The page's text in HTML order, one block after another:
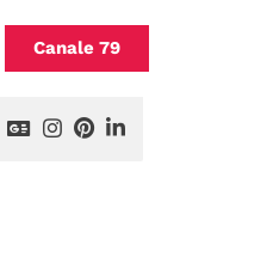
Canale 79